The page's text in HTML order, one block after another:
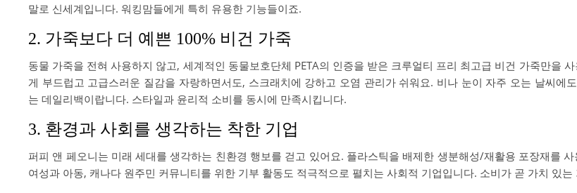
말로 신세계입니다. 워킹맘들에게 특히 유용한 기능들이죠.
2. 가죽보다 더 예쁜 100% 비건 가죽
동물 가죽을 전혀 사용하지 않고, 세계적인 동물보호단체 PETA의 인증을 받은 크루얼티 프리 최고급 비건 가죽만을
게 부드럽고 고급스러운 질감을 자랑하면서도, 스크래치에 강하고 오염 관리가 쉬워요. 비나 눈이 자주 오는 날씨에
는 데일리백이랍니다. 스타일과 윤리적 소비를 동시에 만족시킵니다.
3. 환경과 사회를 생각하는 착한 기업
퍼피 앤 페오니는 미래 세대를 생각하는 친환경 행보를 걷고 있어요. 플라스틱을 배제한 생분해성/재활용 포장재를
여성과 아동, 캐나다 원주민 커뮤니티를 위한 기부 활동도 적극적으로 펼치는 사회적 기업입니다. 소비가 곧 가치 있는